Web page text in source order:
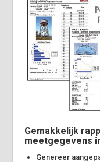
Gemakkelijk
meetgegevens
Genereer